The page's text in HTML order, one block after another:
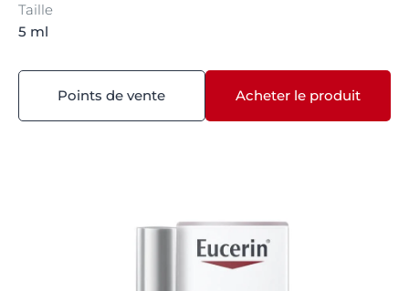
Taille
5 ml
Points de vente Acheter le produit